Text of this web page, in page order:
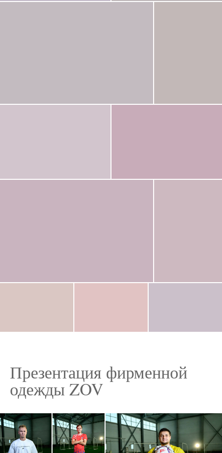
Презентация фирменной
одежды ZOV